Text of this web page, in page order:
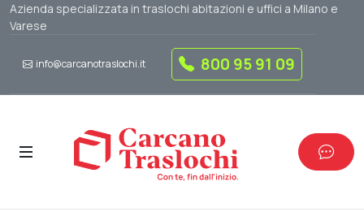
Azienda specializzata in traslochi abitazioni e uffici a Milano e
Varese
info@carcanotraslochi.it 800 95 91 09